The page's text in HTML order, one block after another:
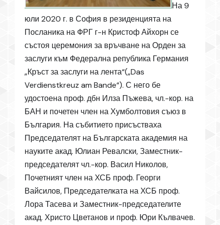
На 9
юли 2020 г. в София в резиденцията на
Посланика на ФРГ г-н Кристоф Айхорн се
състоя церемония за връчване на Орден за
заслуги към Федерална република Германия
„Кръст за заслуги на лента“(„Das
Verdienstkreuz am Bande“). С него бе
удостоена проф. дбн Илза Пъжева, чл.-кор. на
БАН и почетен член на Хумболтовия съюз в
България. На събитието присъстваха
Председателят на Българската академия на
науките акад. Юлиан Ревалски, Заместник-
председателят чл.-кор. Васил Николов,
Почетният член на ХСБ проф. Георги
Вайсилов, Председателката на ХСБ проф.
Лора Тасева и Заместник-председателите
акад. Христо Цветанов и проф. Юри Кълвачев.